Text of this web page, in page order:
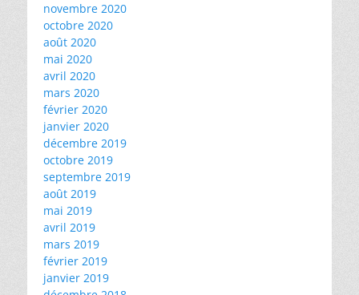
novembre 2020
octobre 2020
août 2020
mai 2020
avril 2020
mars 2020
février 2020
janvier 2020
décembre 2019
octobre 2019
septembre 2019
août 2019
mai 2019
avril 2019
mars 2019
février 2019
janvier 2019